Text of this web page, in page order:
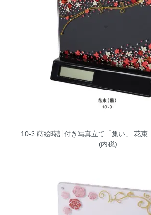
10-3 蒔絵時計付き写真立て「集い」 花束
(内税)